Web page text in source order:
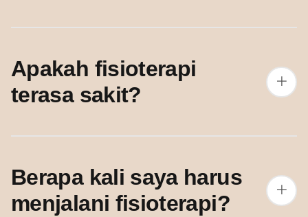
Apakah fisioterapi
terasa sakit?
Berapa kali saya harus
menjalani fisioterapi?